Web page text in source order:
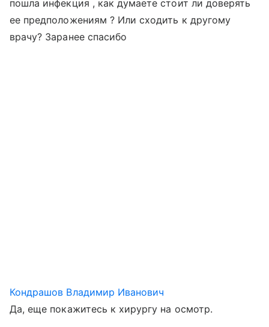
пошла инфекция , как думаете стоит ли доверять
ее предположениям ? Или сходить к другому
врачу? Заранее спасибо
Кондрашов Владимир Иванович
Да, еще покажитесь к хирургу на осмотр.